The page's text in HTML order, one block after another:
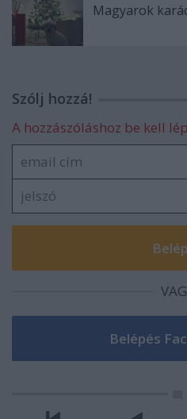
Magyarok
Szólj hozzá!
A hozzászóláshoz be kell